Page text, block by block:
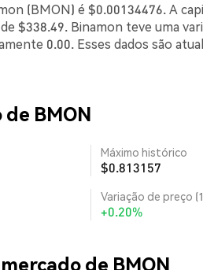
(BMON) é $0.00134476. A
$338.49. Binamon teve uma
0.00. Esses dados são
BMON
Máximo histórico
$0.813157
Variação de preço
+0.20%
de BMON